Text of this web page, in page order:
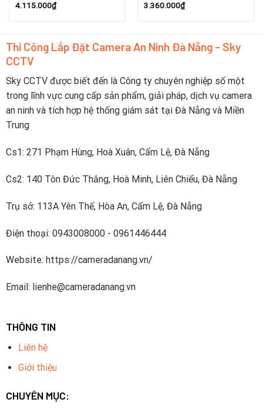
lại hình ảnh rõ nét và độ tin cậy cao.
phẩm tại nhà phân phốiCamera Dahua Đà Nẵngphù hợp với
nhu cầu giám sát an ninh của gia đình hoặc doanh nghiệp.
Với giao diện thân thiện và khả năng kết nối từ xa, camera
Dahua giúp bạn quản lý an ninh một cách hiệu quả, đồng
thời tiết kiệm chi phí và nâng cao sự an toàn cho tài sản
của mình.
Khi lựa chọn mua trọn bộ combo camera, bạn sẽ nhận được
Tiết Kiệm Chi Phí:
mua từng thiết bị riêng lẻ. Bạn sẽ nhận được nhiều sản
phẩm với mức giá hợp lý hơn.
4.115.000₫
3.360.000₫
Thi Công Lắp Đặt Camera An Ninh Đà Nẵng - Sky
CCTV
Sky CCTV được biết đến là Công ty chuyên nghiệp số một
trong lĩnh vực cung cấp sản phẩm, giải pháp, dịch vụ camera
an ninh và tích hợp hệ thống giám sát tại Đà Nẵng và Miền
Trung
Cs1: 271 Phạm Hùng, Hoà Xuân, Cẩm Lệ, Đà Nẵng
Cs2: 140 Tôn Đức Thắng, Hoà Minh, Liên Chiểu, Đà Nẵng
Trụ sở: 113A Yên Thế, Hòa An, Cẩm Lệ, Đà Nẵng
Điện thoại: 0943008000 - 0961446444
Website: https://cameradanang.vn/
Email: lienhe@cameradanang.vn
THÔNG TIN
Liên hệ
Giới thiệu
CHUYÊN MỤC: